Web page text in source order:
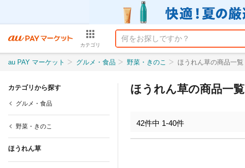
カテゴリ
au PAY マーケット グルメ・食品 野菜・きのこ ほうれん草の商品一覧
カテゴリから探す
グルメ・食品
野菜・きのこ
ほうれん草
ほうれん草の商品一覧
42件中 1-40件